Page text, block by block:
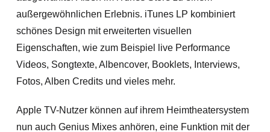
außergewöhnlichen Erlebnis. iTunes LP kombiniert
schönes Design mit erweiterten visuellen
Eigenschaften, wie zum Beispiel live Performance
Videos, Songtexte, Albencover, Booklets, Interviews,
Fotos, Alben Credits und vieles mehr.
Apple TV-Nutzer können auf ihrem Heimtheatersystem
nun auch Genius Mixes anhören, eine Funktion mit der